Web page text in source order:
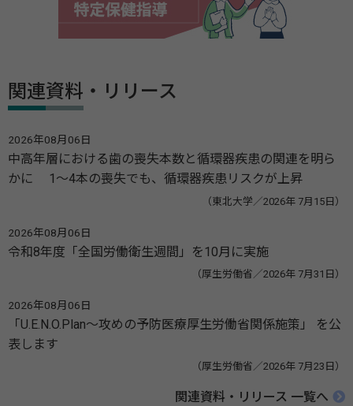
関連資料・リリース
2026年08月06日
中高年層における歯の喪失本数と循環器疾患の関連を明ら
かに 1～4本の喪失でも、循環器疾患リスクが上昇
（東北大学／2026年 7月15日）
2026年08月06日
令和8年度「全国労働衛生週間」を10月に実施
（厚生労働省／2026年 7月31日）
2026年08月06日
「U.E.N.O.Plan～攻めの予防医療厚生労働省関係施策」 を公
表します
（厚生労働省／2026年 7月23日）
関連資料・リリース 一覧へ